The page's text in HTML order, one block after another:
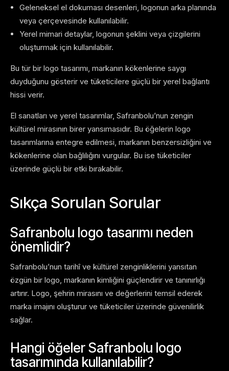
Geleneksel el dokuması desenleri, logonun arka planında
veya çerçevesinde kullanılabilir.
Yerel mimari detaylar, logonun şeklini veya çizgilerini
oluşturmak için kullanılabilir.
Bu tür bir logo tasarımı, markanın kökenlerine saygı
duyduğunu gösterir ve tüketicilere güçlü bir yerel bağlantı
hissi verir.
El sanatları ve yerel tasarımlar, Safranbolu’nun zengin
kültürel mirasının birer yansımasıdır. Bu öğelerin logo
tasarımlarına entegre edilmesi, markanın benzersizliğini ve
kökenlerine olan bağlılığını vurgular. Bu ise tüketiciler
üzerinde güçlü bir etki bırakabilir.
Sıkça Sorulan Sorular
Safranbolu logo tasarımı neden
önemlidir?
Safranbolu’nun tarihî ve kültürel zenginliklerini yansıtan
özgün bir logo, markanın kimliğini güçlendirir ve tanınırlığı
artırır. Logo, şehrin mirasını ve değerlerini temsil ederek
marka imajını oluşturur ve tüketiciler üzerinde güvenilirlik
sağlar.
Hangi öğeler Safranbolu logo
tasarımında kullanılabilir?